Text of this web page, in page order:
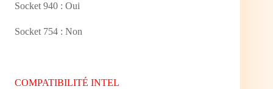
Socket 940 : Oui
Socket 754 : Non
COMPATIBILITÉ INTEL